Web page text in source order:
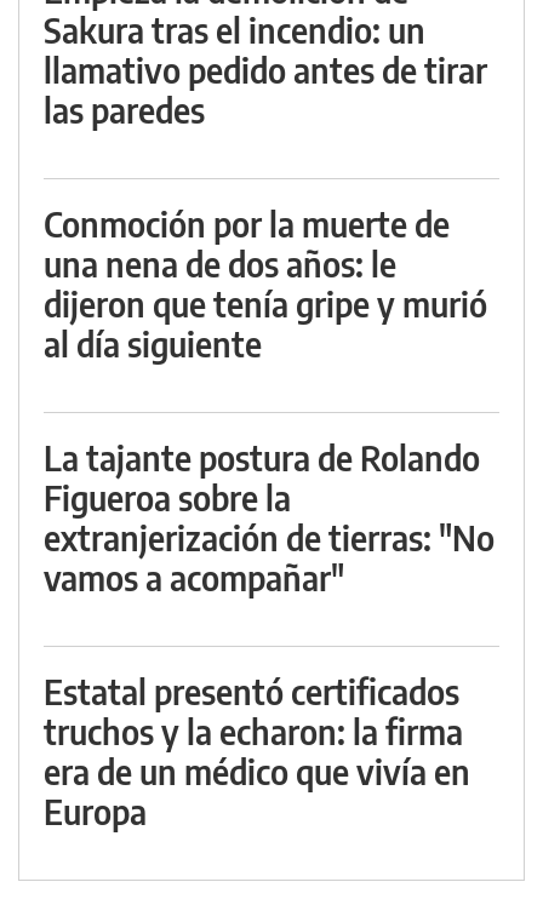
Sakura tras el incendio: un
llamativo pedido antes de tirar
las paredes
Conmoción por la muerte de
una nena de dos años: le
dijeron que tenía gripe y murió
al día siguiente
La tajante postura de Rolando
Figueroa sobre la
extranjerización de tierras: "No
vamos a acompañar"
Estatal presentó certificados
truchos y la echaron: la firma
era de un médico que vivía en
Europa